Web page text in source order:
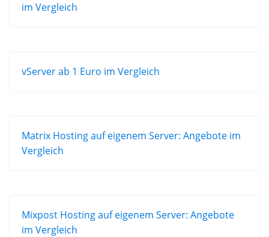
im Vergleich
vServer ab 1 Euro im Vergleich
Matrix Hosting auf eigenem Server: Angebote im
Vergleich
Mixpost Hosting auf eigenem Server: Angebote
im Vergleich